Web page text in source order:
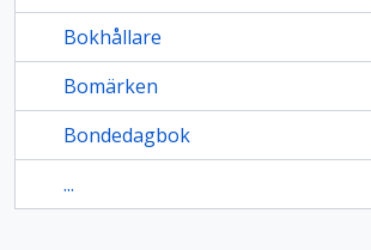
Bokhållare
Bomärken
Bondedagbok
...